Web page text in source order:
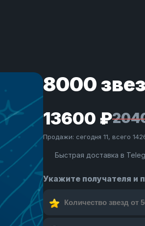
8000
13600 ₽
Продажи: сегодня 11, всего
Быстрая доставка в
Укажите получателя и